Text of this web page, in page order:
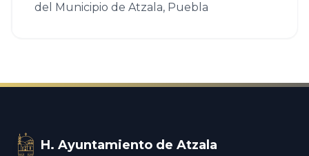
del Municipio de Atzala, Puebla
H. Ayuntamiento de Atzala